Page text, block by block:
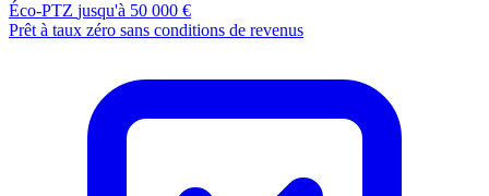
Éco-PTZ jusqu'à 50 000 €
Prêt à taux zéro sans conditions de revenus